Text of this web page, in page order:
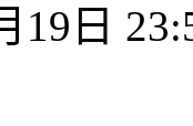
19日